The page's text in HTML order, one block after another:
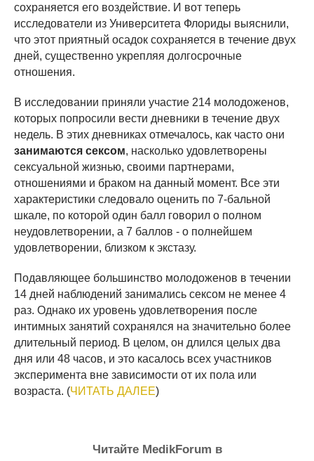
сохраняется его воздействие. И вот теперь
исследователи из Университета Флориды выяснили,
что этот приятный осадок сохраняется в течение двух
дней, существенно укрепляя долгосрочные
отношения.
В исследовании приняли участие 214 молодоженов,
которых попросили вести дневники в течение двух
недель. В этих дневниках отмечалось, как часто они
занимаются сексом, насколько удовлетворены
сексуальной жизнью, своими партнерами,
отношениями и браком на данный момент. Все эти
характеристики следовало оценить по 7-бальной
шкале, по которой один балл говорил о полном
неудовлетворении, а 7 баллов - о полнейшем
удовлетворении, близком к экстазу.
Подавляющее большинство молодоженов в течении
14 дней наблюдений занимались сексом не менее 4
раз. Однако их уровень удовлетворения после
интимных занятий сохранялся на значительно более
длительный период. В целом, он длился целых два
дня или 48 часов, и это касалось всех участников
эксперимента вне зависимости от их пола или
возраста. (ЧИТАТЬ ДАЛЕЕ)
Читайте MedikForum в